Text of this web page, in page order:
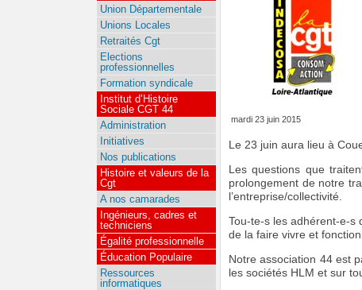
mardi 23 juin 2015
Le 23 juin aura lieu à
Les questions que
prolongement de notre
l’entreprise/collectivité.
Tou-te-s les adhérent-e-s
de la faire vivre et
Notre association 44 est
les sociétés HLM et sur
Union Départementale
Unions Locales
Retraités Cgt
Elections
professionnelles
Formation syndicale
Institut d’Histoire
Sociale CGT 44
Administration
Initiatives
Nos publications
Histoire et valeurs de la
Cgt
A nos camarades
Ingénieurs, cadres et
techniciens
Égalité professionnelle
Éducation Populaire
Ressources
informatiques